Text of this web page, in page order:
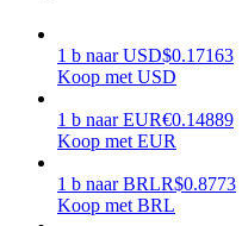
Handelsstrategieën
1 b naar USD$0.17163
Koop met USD
1 b naar EUR€0.14889
Koop met EUR
1 b naar BRLR$0.8773
Koop met BRL